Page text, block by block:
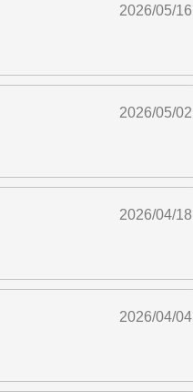
2026/05/16
2026/05/02
2026/04/18
2026/04/04